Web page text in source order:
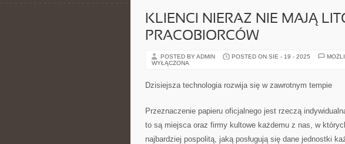
KLIENCI NIERAZ NIE MAJĄ
PRACOBIORCÓW
POSTED BY ADMIN POSTED ON SIE - 19 - 2025
WYŁĄCZONA
Dzisiejsza technologia rozwija się w zawrotnym tempie
Przeznaczenie papieru oficjalnego jest rzeczą
to są miejsca oraz firmy kultowe każdemu z nas, w
najbardziej pospolitą, jaką posługują się dane jednostki